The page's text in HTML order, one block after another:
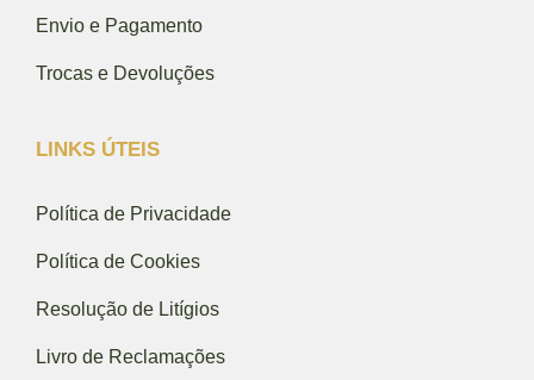
Envio e Pagamento
Trocas e Devoluções
LINKS ÚTEIS
Política de Privacidade
Política de Cookies
Resolução de Litígios
Livro de Reclamações